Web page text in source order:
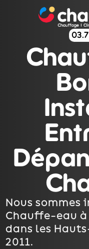
Nous
Chauffe-eau
dans les
2011.